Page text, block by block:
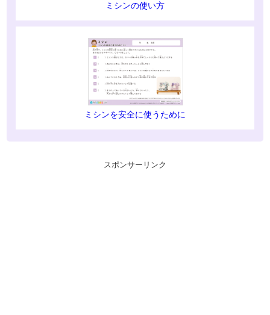
ミシンの使い方
ミシンを安全に使うために
スポンサーリンク